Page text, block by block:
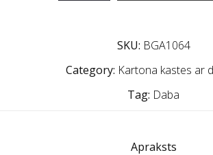
SKU: BGA1064
Category: Kartona kastes ar
Tag: Daba
Apraksts